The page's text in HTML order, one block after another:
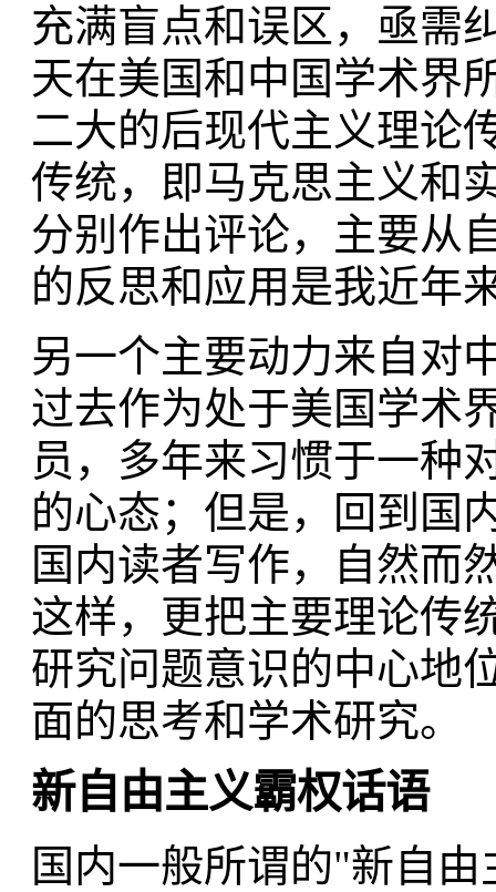
充满盲点和误区，亟需
天在美国和中国学术界
二大的后现代主义理论
传统，即马克思主义和
分别作出评论，主要从
的反思和应用是我近年
另一个主要动力来自对
过去作为处于美国学术
员，多年来习惯于一种
的心态；但是，回到国
国内读者写作，自然而
这样，更把主要理论传
研究问题意识的中心地
面的思考和学术研究。
新自由主义霸权话语
国内一般所谓的"新自